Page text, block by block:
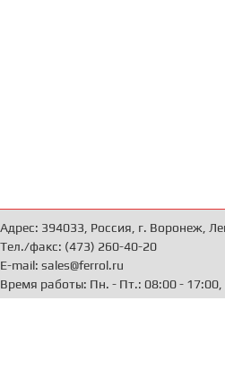
Адрес: 394033, Россия, г. Воронеж,
Тел./факс: (473) 260-40-20
E-mail: sales@ferrol.ru
Время работы: Пн. - Пт.: 08:00 -